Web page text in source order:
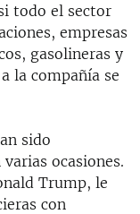
todo el sector
empresas
gasolineras y
la compañía se
sido
ocasiones.
Trump, le
con